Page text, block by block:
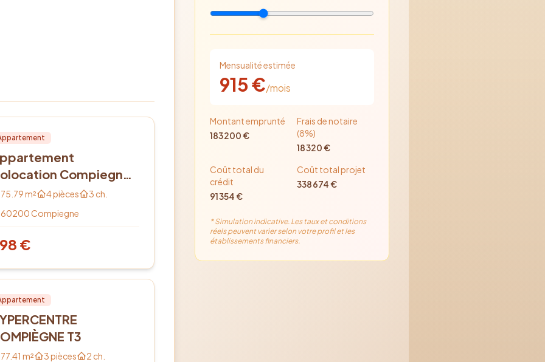
PRO
Compiegne
75 m2
75.79m² 4pièces 3 ch.
60200Compiegne
€
PRO
T3
77.41 m² 3pièces 2 ch.
Mensualité estimée
915€/mois
Montant emprunté
183 200€
Frais de notaire
(8%)
18 320€
Coût total du
crédit
91 354€
Coût total projet
338 674€
* Simulation indicative. Les taux et conditions
réels peuvent varier selon votre profil et les
établissements financiers.